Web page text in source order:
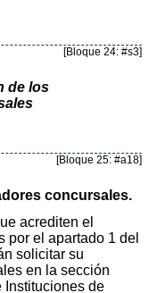
[Bloque 24: #s3]
de los
[Bloque 25: #a18]
concursales.
acrediten el
por el apartado 1 del
solicitar su
en la sección
Instituciones de